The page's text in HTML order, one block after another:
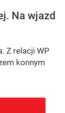
Na wjazd
Z relacji WP
konnym